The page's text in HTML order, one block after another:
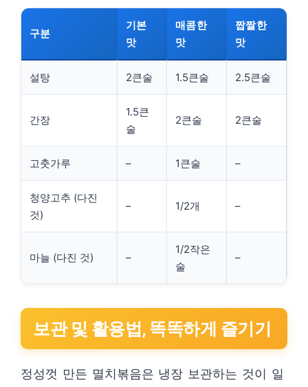
구분
기본
맛
매콤한
맛
짭짤한
맛
설탕 2큰술 1.5큰술 2.5큰술
간장
1.5큰
술
2큰술 2큰술
고춧가루 – 1큰술 –
청양고추 (다진
것)
– 1/2개 –
마늘 (다진 것) –
1/2작은
술
–
보관 및 활용법, 똑똑하게 즐기기
정성껏 만든 멸치볶음은 냉장 보관하는 것이 일